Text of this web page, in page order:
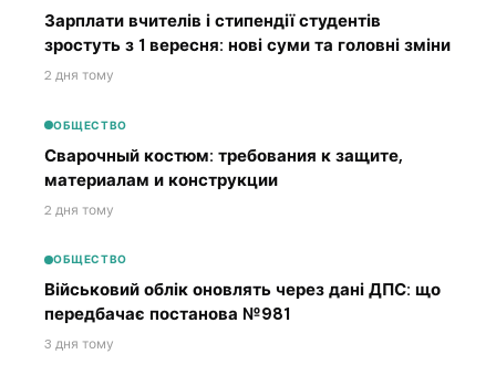
Зарплати вчителів і стипендії студентів
зростуть з 1 вересня: нові суми та головні зміни
2 дня тому
ОБЩЕСТВО
Сварочный костюм: требования к защите,
материалам и конструкции
2 дня тому
ОБЩЕСТВО
Військовий облік оновлять через дані ДПС: що
передбачає постанова №981
3 дня тому